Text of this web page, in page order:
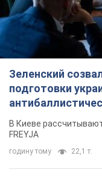
Зеленский
подготовки
решения
В Киеве
FREYJA
годину тому 22,1 т.